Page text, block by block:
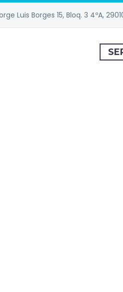
Luis Borges 15, Bloq. 3 4ºA,